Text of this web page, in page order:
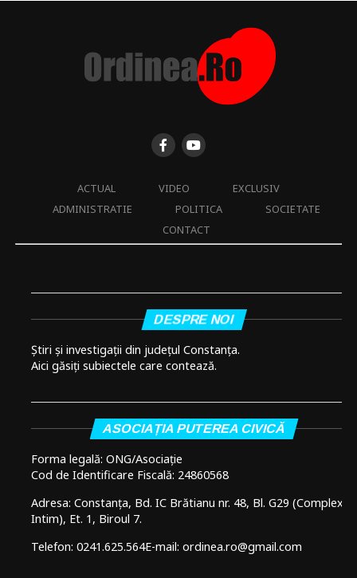
ACTUAL VIDEO
EXCLUSIV
ADMINISTRATIE
POLITICA
SOCIETATE
CONTACT
DESPRE NOI
Știri și investigații din județul Constanța.
Aici găsiți subiectele care contează.
ASOCIAȚIA PUTEREA CIVICĂ
Forma legală: ONG/Asociație
Cod de Identificare Fiscală: 24860568
Adresa: Constanța, Bd. IC Brătianu nr. 48, Bl. G29 (Complex
Intim), Et. 1, Biroul 7.
Telefon: 0241.625.564E-mail: ordinea.ro@gmail.com